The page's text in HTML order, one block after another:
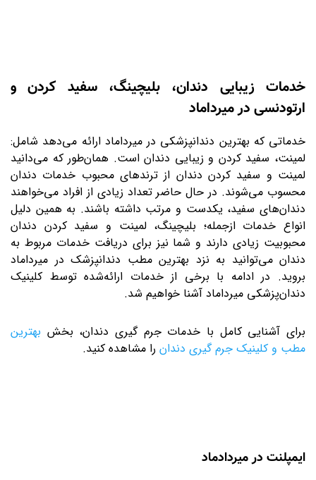
خدمات زیبایی دندان، بلیچینگ، سفید کردن و
ارتودنسی در میرداماد
خدماتی که بهترین دندانپزشکی در میرداماد ارائه می‌دهد شامل:
لمینت، سفید کردن و زیبایی دندان است. همان‌طور که می‌دانید
لمینت و سفید کردن دندان از ترندهای محبوب خدمات دندان
محسوب می‌شوند. در حال حاضر تعداد زیادی از افراد می‌خواهند
دندان‌های سفید، یکدست و مرتب داشته باشند. به همین دلیل
انواع خدمات ازجمله؛ بلیچینگ، لمینت و سفید کردن دندان
محبوبیت زیادی دارند و شما نیز برای دریافت خدمات مربوط به
دندان می‌توانید به نزد بهترین مطب دندانپزشک در میرداماد
بروید. در ادامه با برخی از خدمات ارائه‌شده توسط کلینیک
دندان‌پزشکی میرداماد آشنا خواهیم شد.
برای آشنایی کامل با خدمات جرم گیری دندان، بخش بهترین
مطب و کلینیک جرم گیری دندان را مشاهده کنید.
ایمپلنت در میردادماد